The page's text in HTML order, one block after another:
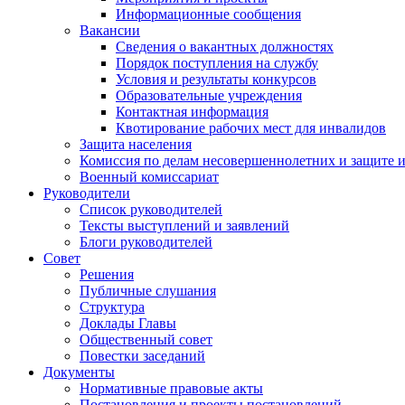
Информационные сообщения
Вакансии
Сведения о вакантных должностях
Порядок поступления на службу
Условия и результаты конкурсов
Образовательные учреждения
Контактная информация
Квотирование рабочих мест для инвалидов
Защита населения
Комиссия по делам несовершеннолетних и защите
Военный комиссариат
Руководители
Список руководителей
Тексты выступлений и заявлений
Блоги руководителей
Совет
Решения
Публичные слушания
Структура
Доклады Главы
Общественный совет
Повестки заседаний
Документы
Нормативные правовые акты